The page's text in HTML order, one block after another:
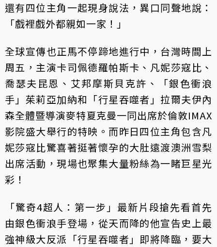
還有四位主角一起現身說法，異口同聲地說：
「戲裡戲外都親如一家！」
全球宣傳也正馬不停蹄地進行中，台灣時間上
周五，主演卡司佩德羅帕斯卡、凡妮莎寇比、
喬瑟夫昆恩、艾邦摩斯貝克許、「銀色衝浪
手」茱莉亞加納和「行星吞噬者」拉爾夫伊內
森全體暨導演麥特夏克曼一同出席於倫敦IMAX
影院盛大舉行的特映。而昨日四位主角包含凡
妮莎寇比驚喜著挺著懷孕的大肚遠渡澳洲雪梨
出席活動，現場也聚集大量粉絲為一睹巨星光
彩！
「驚奇4超人：第一步」最新片段搶先看首先
由銀色衝浪手登場，從天而降的他宣告史上最
強神級大反派「行星吞噬者」即將降臨，要大